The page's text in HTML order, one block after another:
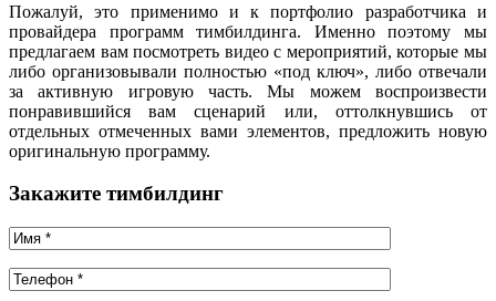
Пожалуй, это применимо и к портфолио разработчика и
провайдера программ тимбилдинга. Именно поэтому мы
предлагаем вам посмотреть видео с мероприятий, которые мы
либо организовывали полностью «под ключ», либо отвечали
за активную игровую часть. Мы можем воспроизвести
понравившийся вам сценарий или, оттолкнувшись от
отдельных отмеченных вами элементов, предложить новую
оригинальную программу.
Закажите тимбилдинг